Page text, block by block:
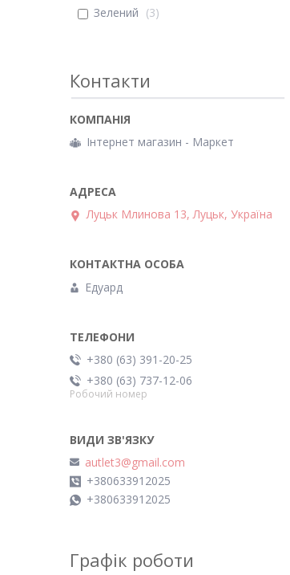
Зелений
3
Контакти
Інтернет магазин - Маркет
Луцьк Млинова 13, Луцьк, Україна
Едуард
+380 (63) 391-20-25
+380 (63) 737-12-06
Робочий номер
autlet3@gmail.com
+380633912025
+380633912025
Графік роботи